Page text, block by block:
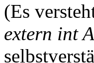
(Es
extern int